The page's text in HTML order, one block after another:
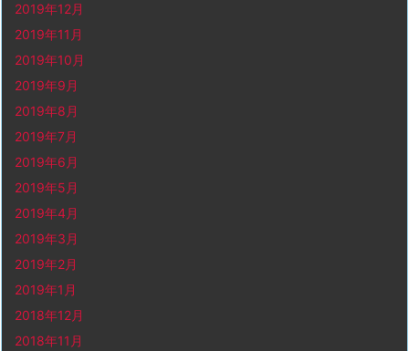
2019年12月
2019年11月
2019年10月
2019年9月
2019年8月
2019年7月
2019年6月
2019年5月
2019年4月
2019年3月
2019年2月
2019年1月
2018年12月
2018年11月